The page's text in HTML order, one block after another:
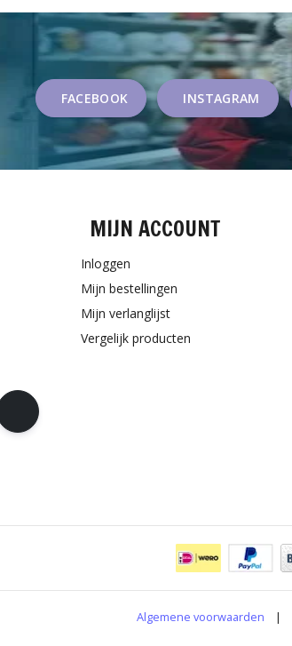
FACEBOOK INSTAGRAM
MIJN ACCOUNT
Inloggen
Mijn bestellingen
Mijn verlanglijst
Vergelijk producten
Algemene voorwaarden |